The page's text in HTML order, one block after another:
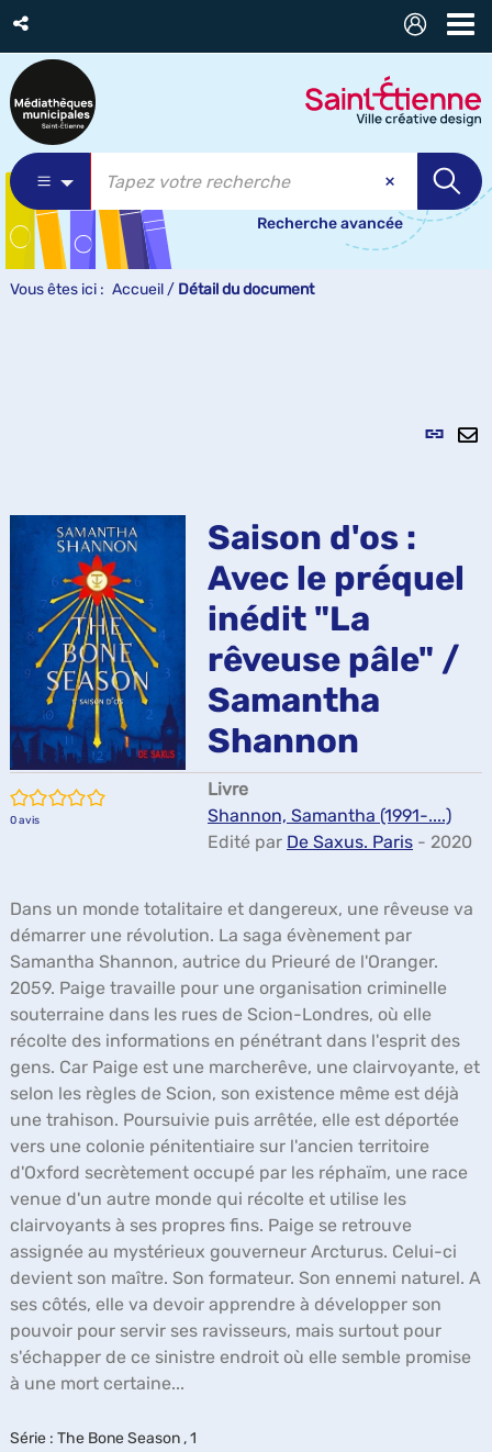
Recherche avancée
Vous êtes ici : Accueil / Détail du document
Lien
/5
0avis
Saison d'os :
Avec le préquel
inédit "La
rêveuse pâle" /
Samantha
Shannon
Livre
Shannon, Samantha (1991-....)
Edité par De Saxus. Paris - 2020
Dans un monde totalitaire et dangereux, une rêveuse va
démarrer une révolution. La saga évènement par
Samantha Shannon, autrice du Prieuré de l'Oranger.
2059. Paige travaille pour une organisation criminelle
souterraine dans les rues de Scion-Londres, où elle
récolte des informations en pénétrant dans l'esprit des
gens. Car Paige est une marcherêve, une clairvoyante, et
selon les règles de Scion, son existence même est déjà
une trahison. Poursuivie puis arrêtée, elle est déportée
vers une colonie pénitentiaire sur l'ancien territoire
d'Oxford secrètement occupé par les réphaïm, une race
venue d'un autre monde qui récolte et utilise les
clairvoyants à ses propres fins. Paige se retrouve
assignée au mystérieux gouverneur Arcturus. Celui-ci
devient son maître. Son formateur. Son ennemi naturel. A
ses côtés, elle va devoir apprendre à développer son
pouvoir pour servir ses ravisseurs, mais surtout pour
s'échapper de ce sinistre endroit où elle semble promise
à une mort certaine...
Série : The Bone Season , 1